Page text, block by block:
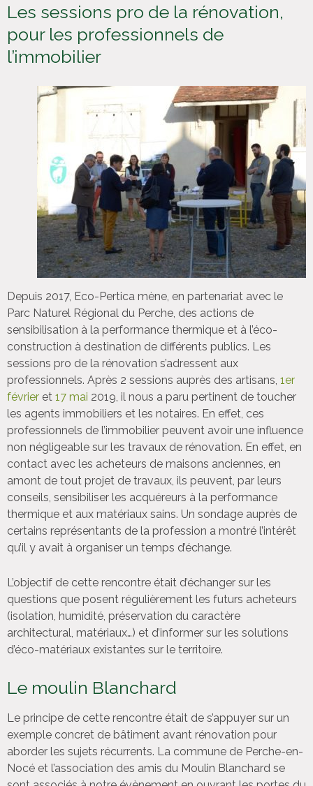
Les sessions pro de la rénovation,
pour les professionnels de
l’immobilier
Depuis 2017, Eco-Pertica mène, en partenariat avec le
Parc Naturel Régional du Perche, des actions de
sensibilisation à la performance thermique et à l’éco-
construction à destination de différents publics. Les
sessions pro de la rénovation s’adressent aux
professionnels. Après 2 sessions auprès des artisans, 1er
février et 17 mai 2019, il nous a paru pertinent de toucher
les agents immobiliers et les notaires. En effet, ces
professionnels de l’immobilier peuvent avoir une influence
non négligeable sur les travaux de rénovation. En effet, en
contact avec les acheteurs de maisons anciennes, en
amont de tout projet de travaux, ils peuvent, par leurs
conseils, sensibiliser les acquéreurs à la performance
thermique et aux matériaux sains. Un sondage auprès de
certains représentants de la profession a montré l’intérêt
qu’il y avait à organiser un temps d’échange.
L’objectif de cette rencontre était d’échanger sur les
questions que posent régulièrement les futurs acheteurs
(isolation, humidité, préservation du caractère
architectural, matériaux…) et d’informer sur les solutions
d’éco-matériaux existantes sur le territoire.
Le moulin Blanchard
Le principe de cette rencontre était de s’appuyer sur un
exemple concret de bâtiment avant rénovation pour
aborder les sujets récurrents. La commune de Perche-en-
Nocé et l’association des amis du Moulin Blanchard se